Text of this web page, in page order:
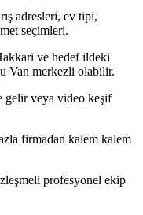
adresleri, ev tipi,
seçimleri.
ve hedef ildeki
Van merkezli olabilir.
gelir veya video keşif
firmadan kalem kalem
profesyonel ekip